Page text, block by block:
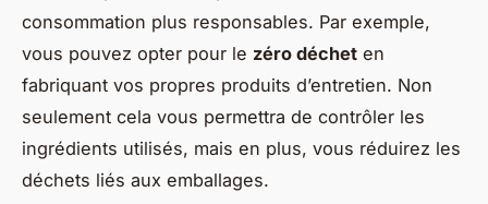
consommation plus responsables. Par exemple,
vous pouvez opter pour le zéro déchet en
fabriquant vos propres produits d’entretien. Non
seulement cela vous permettra de contrôler les
ingrédients utilisés, mais en plus, vous réduirez les
déchets liés aux emballages.